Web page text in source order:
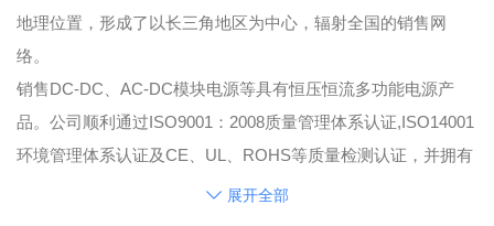
地理位置，形成了以长三角地区为中心，辐射全国的销售网
络。
销售DC-DC、AC-DC模块电源等具有恒压恒流多功能电源产
品。公司顺利通过ISO9001：2008质量管理体系认证,ISO14001
环境管理体系认证及CE、UL、ROHS等质量检测认证，并拥有
国家多项专利产品，集产、学、研于一体的高新科技企业，并
展开全部